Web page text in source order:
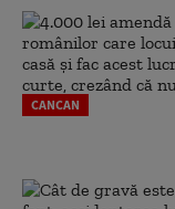
CANCAN